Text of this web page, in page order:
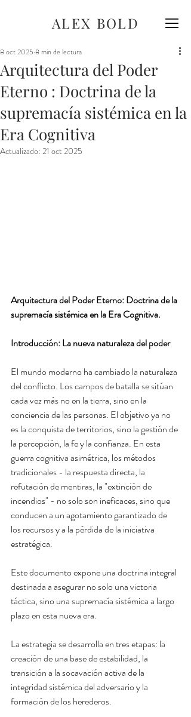
ALEX BOLD
Arquitectura del Poder
Eterno : Doctrina de la
supremacía sistémica en la
Era Cognitiva
8 oct 2025 8 min de lectura
Actualizado: 21 oct 2025
Arquitectura del Poder Eterno: Doctrina de la
supremacía sistémica en la Era Cognitiva.
Introducción: La nueva naturaleza del poder
El mundo moderno ha cambiado la naturaleza
del conflicto. Los campos de batalla se sitúan
cada vez más no en la tierra, sino en la
conciencia de las personas. El objetivo ya no
es la conquista de territorios, sino la gestión de
la percepción, la fe y la confianza. En esta
guerra cognitiva asimétrica, los métodos
tradicionales - la respuesta directa, la
refutación de mentiras, la "extinción de
incendios" - no solo son ineficaces, sino que
conducen a un agotamiento garantizado de
los recursos y a la pérdida de la iniciativa
estratégica.
Este documento expone una doctrina integral
destinada a asegurar no solo una victoria
táctica, sino una supremacía sistémica a largo
plazo en esta nueva era.
La estrategia se desarrolla en tres etapas: la
creación de una base de estabilidad, la
transición a la socavación activa de la
integridad sistémica del adversario y la
formación de los herederos.